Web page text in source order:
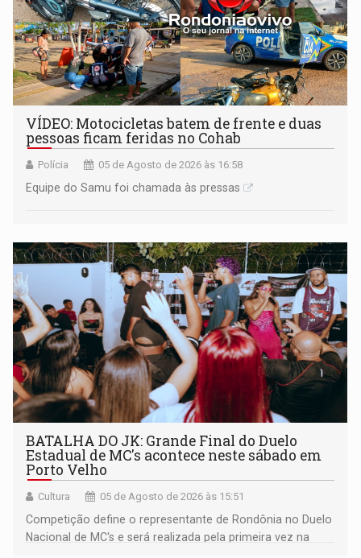
VÍDEO: Motocicletas batem de frente e duas
pessoas ficam feridas no Cohab
Polícia 05 de Agosto de 2026 às 16:58
Equipe do Samu foi chamada às pressas
BATALHA DO JK: Grande Final do Duelo
Estadual de MC's acontece neste sábado em
Porto Velho
Cultura 05 de Agosto de 2026 às 15:51
Competição define o representante de Rondônia no Duelo
Nacional de MC's e será realizada pela primeira vez na